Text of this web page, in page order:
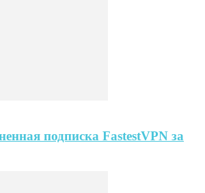
подписка FastestVPN за